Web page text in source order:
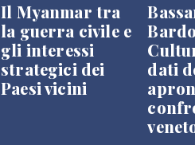
Il Myanmar tra
la guerra civile e
gli interessi
strategici dei
Paesi vicini
dati